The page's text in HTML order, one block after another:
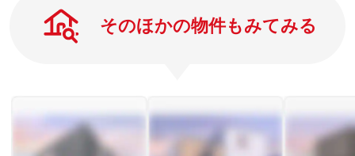
そのほかの物件もみてみる